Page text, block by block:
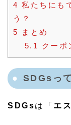
4 私たちにも
う？
5
まとめ
5.1
クーポ
SDGsっ
SDGsは「 エ